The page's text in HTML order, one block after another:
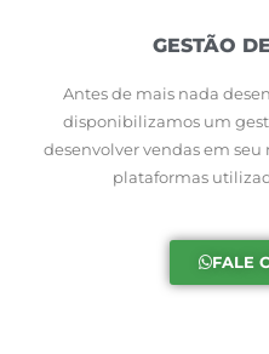
GESTÃO
Antes de mais nada
disponibilizamos um
desenvolver vendas em
plataformas
FALE